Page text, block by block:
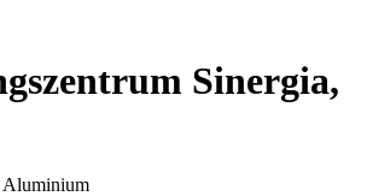
Sinergia,
Aluminium